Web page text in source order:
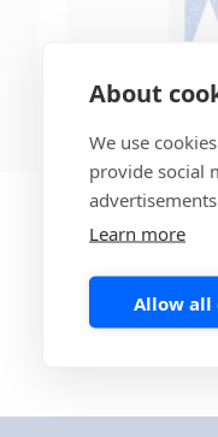
About
We use
provide social
Learn more
Allow all
ReaScan+
testpaket
Mikrobiologi